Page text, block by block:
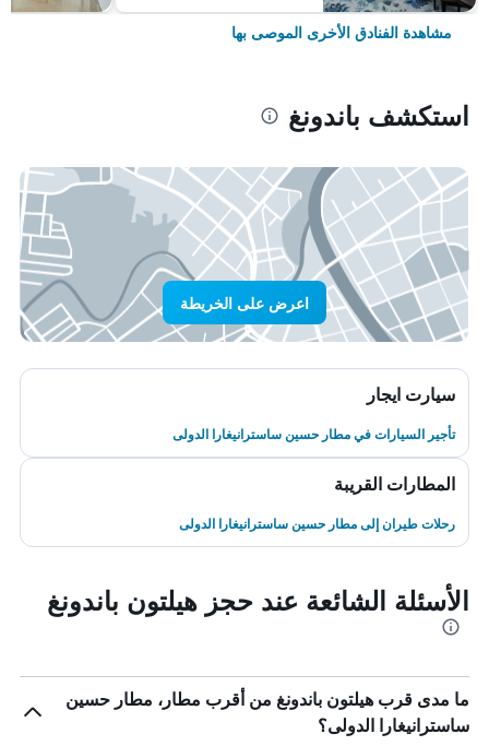
مشاهدة الفنادق الأخرى الموصى بها
استكشف باندونغ
اعرض على الخريطة
سيارت ايجار
تأجير السيارات في مطار حسين ساسترانيغارا الدولى
المطارات القريبة
رحلات طيران إلى مطار حسين ساسترانيغارا الدولى
الأسئلة الشائعة عند حجز هيلتون باندونغ
ما مدى قرب هيلتون باندونغ من أقرب مطار، مطار حسين
ساسترانيغارا الدولى؟